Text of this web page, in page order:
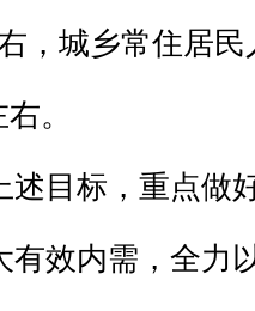
，城乡常住居
。
述目标，重点做
有效内需，全力